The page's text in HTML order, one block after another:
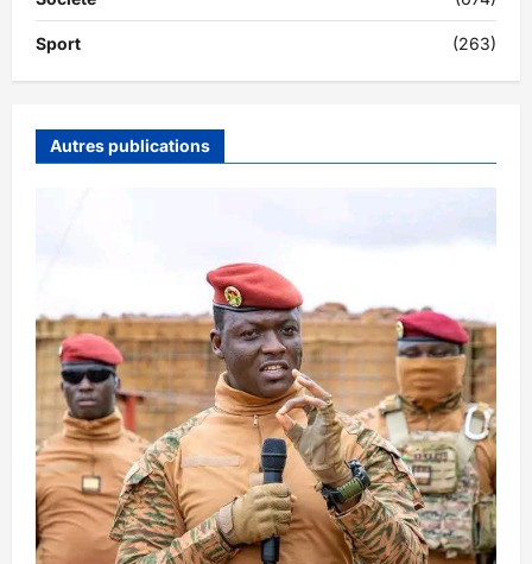
Sport (263)
Autres publications